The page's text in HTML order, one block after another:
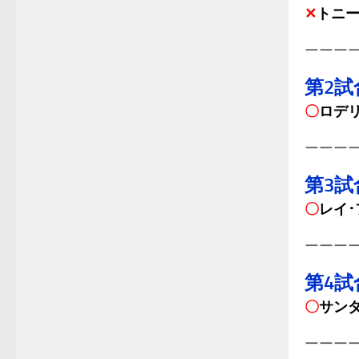
✕ トニ
ーーー
第2試
〇ロデ
ーーー
第3試
〇レイ
ーーー
第4試
〇サン
ーーー